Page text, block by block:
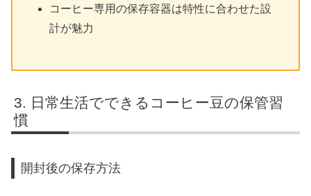
コーヒー専用の保存容器は特性に合わせた設
計が魅力
日常生活でできるコーヒー豆の保管習
慣
開封後の保存方法